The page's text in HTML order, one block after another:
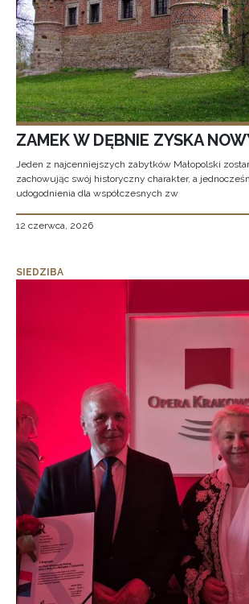
ZAMEK W DĘBNIE ZYSKA
Jeden z najcenniejszych zabytków Małopolski
zachowując swój historyczny charakter, a
udogodnienia dla współczesnych zw
12 czerwca, 2026
SIEDZIBA